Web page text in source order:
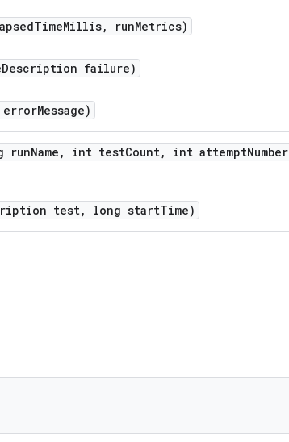
TimeMillis, runMetrics)
Description failure)
Message)
runName , int testCount, int attemptNumber
test, long startTime)